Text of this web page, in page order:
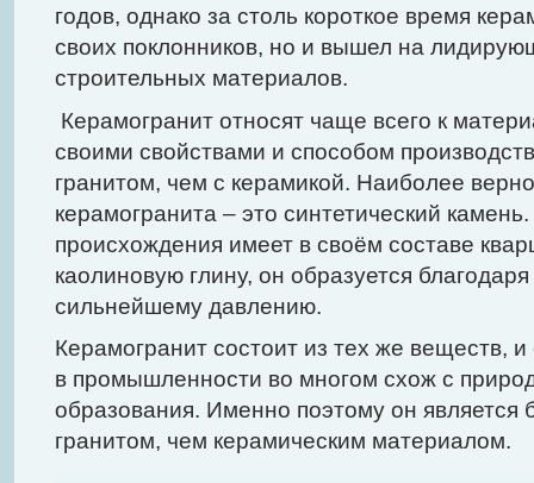
годов, однако за столь короткое время
своих поклонников, но и вышел на
строительных материалов.
Керамогранит относят чаще всего к
своими свойствами и способом
гранитом, чем с керамикой. Наиболее
керамогранита – это синтетический
происхождения имеет в своём составе
каолиновую глину, он образуется
сильнейшему давлению.
Керамогранит состоит из тех же веществ, и
в промышленности во многом схож с
образования. Именно поэтому он является
гранитом, чем керамическим материалом.